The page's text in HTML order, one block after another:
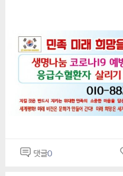
=====<-✡<사단법인 대한
계평화문화재단' 밴드로 초
다.https://band.us/n/
할 수 있습니다.*<손전화
-----<민족미래 비전은 문화
망은 세계문화올림픽이 책
다
댓글0